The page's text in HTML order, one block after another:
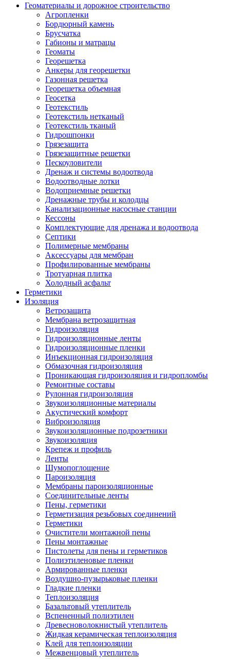
Геоматериалы и дорожное строительство
Агропленки
Бордюрный камень
Брусчатка
Габионы и матрацы
Геоматы
Георешетка
Анкеры для георешетки
Газонная решетка
Георешетка объемная
Геосетка
Геотекстиль
Геотекстиль нетканый
Геотекстиль тканый
Гидрошпонки
Грязезащита
Грязезащитные решетки
Пескоуловители
Дренаж и системы водоотвода
Водоотводные лотки
Водоприемные решетки
Дренажные трубы и колодцы
Канализационные насосные станции
Кессоны
Комплектующие для дренажа и водоотвода
Септики
Полимерные мембраны
Аксессуары для мембран
Профилированные мембраны
Тротуарная плитка
Холодный асфальт
Герметики
Изоляция
Ветрозащита
Мембрана ветрозащитная
Гидроизоляция
Гидроизоляционные ленты
Гидроизоляционные пленки
Инъекционная гидроизоляция
Обмазочная гидроизоляция
Проникающая гидроизоляция и гидропломбы
Ремонтные составы
Рулонная гидроизоляция
Звукоизоляционные материалы
Акустический комфорт
Виброизоляция
Звукоизоляционные подрозетники
Звукоизоляция
Крепеж и профиль
Ленты
Шумопоглощение
Пароизоляция
Мембраны пароизоляционные
Соединительные ленты
Пены, герметики
Герметизация резьбовых соединений
Герметики
Очистители монтажной пены
Пены монтажные
Пистолеты для пены и герметиков
Полиэтиленовые пленки
Армированные пленки
Воздушно-пузырьковые пленки
Гладкие пленки
Теплоизоляция
Базальтовый утеплитель
Вспененный полиэтилен
Древесноволокнистый утеплитель
Жидкая керамическая теплоизоляция
Клей для теплоизоляции
Межвенцовый утеплитель